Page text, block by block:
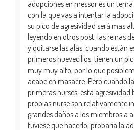
adopciones en messor es un
con la que vas a intentar la
su pico de agresividad será mas
leyendo en otros post, las reinas
y quitarse las alas, cuando están
primeros huevecillos, tienen un
muy muy alto, por lo que
acabe en masacre. Pero cuando
primeras nurses, esta agresividad
propias nurse son relativamente
grandes daños a los miembros a
tuviese que hacerlo, probaría la